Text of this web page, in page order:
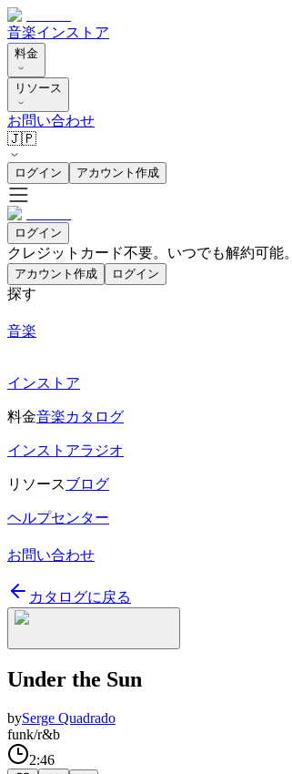
音楽インストア
料金
リソース
お問い合わせ
🇯🇵
ログイン アカウント作成
ログイン
クレジットカード不要。いつでも解約可能。
アカウント作成 ログイン
探す
音楽
インストア
料金音楽カタログ
インストアラジオ
リソースブログ
ヘルプセンター
お問い合わせ
カタログに戻る
Under the Sun
bySerge Quadrado
funk/r&b
2:46